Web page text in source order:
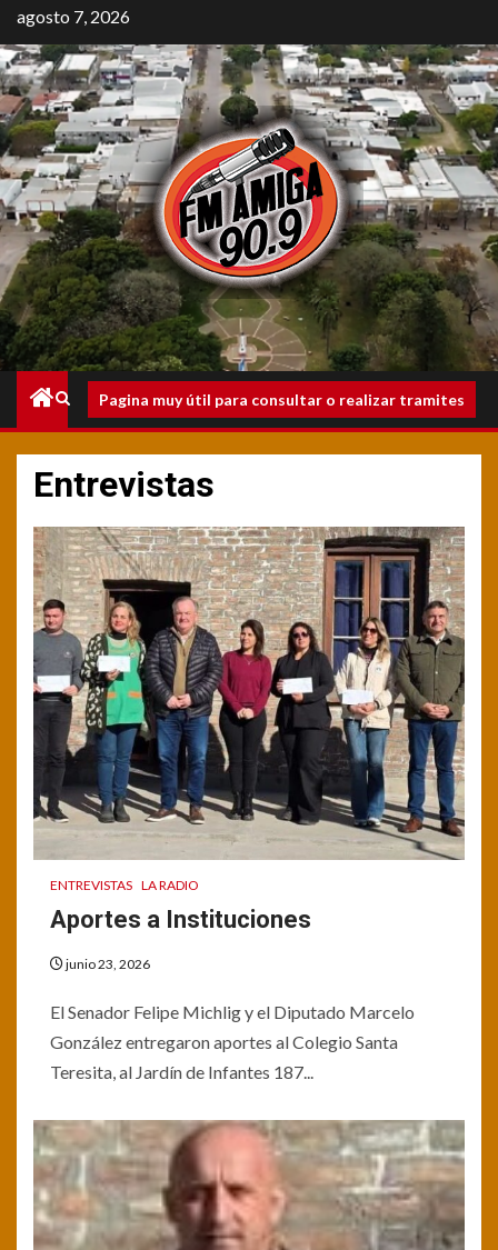
Saltar
al
contenido
agosto 7, 2026
Menú
principal
Pagina muy útil para consultar o realizar tramites
Entrevistas
ENTREVISTAS LA RADIO
Aportes a Instituciones
junio 23, 2026
El Senador Felipe Michlig y el Diputado Marcelo
González entregaron aportes al Colegio Santa
Teresita, al Jardín de Infantes 187...